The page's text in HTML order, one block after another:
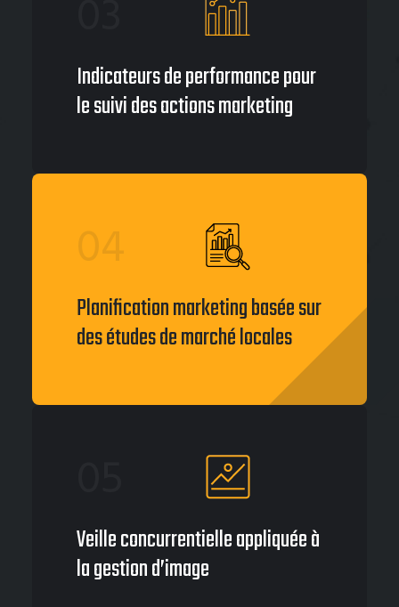
Indicateurs de performance pour
le suivi des actions marketing
Planification marketing basée sur
des études de marché locales
Veille concurrentielle appliquée à
la gestion d’image